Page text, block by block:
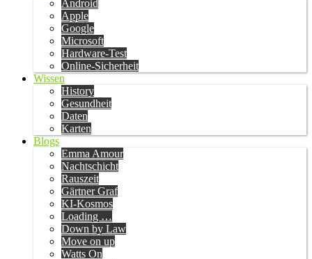
Android
Apple
Google
Microsoft
Hardware-Test
Online-Sicherheit
Wissen
History
Gesundheit
Daten
Karten
Blogs
Emma Amour
Nachtschicht
Rauszeit
Gärtner Graf
KI-Kosmos
Loading …
Down by Law
Move on up
Watts On